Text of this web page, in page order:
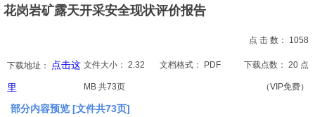
环保
文档
花岗岩矿露天开采安全现状评价报告
点 击 数： 1058
下载地址：
点击这
里
文件大小： 2.32
MB 共73页
文档格式： PDF 下载点数： 20 点
（VIP免费）
部分内容预览 [文件共73页]